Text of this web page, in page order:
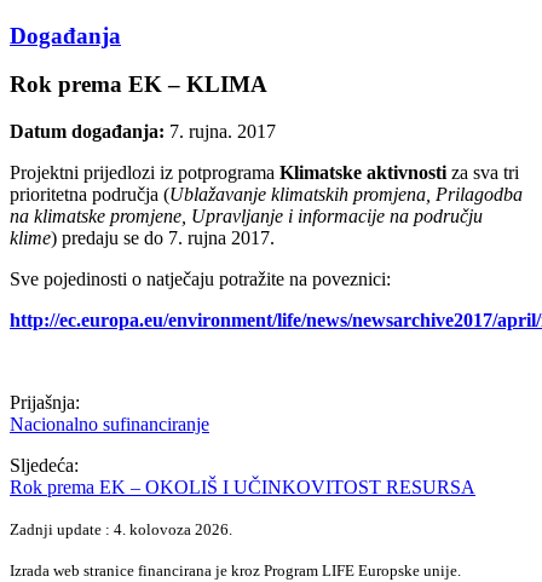
Događanja
Rok prema EK – KLIMA
Datum događanja: 7. rujna. 2017
Projektni prijedlozi iz potprograma Klimatske aktivnosti za sva tri
prioritetna područja (Ublažavanje klimatskih promjena, Prilagodba
na klimatske promjene, Upravljanje i informacije na području
klime) predaju se do 7. rujna 2017.
Sve pojedinosti o natječaju potražite na poveznici:
http://ec.europa.eu/environment/life/news/newsarchive2017/
Prijašnja:
Nacionalno sufinanciranje
Sljedeća:
Rok prema EK – OKOLIŠ I UČINKOVITOST RESURSA
Zadnji update : 4. kolovoza 2026.
Izrada web stranice financirana je kroz Program LIFE Europske unije.